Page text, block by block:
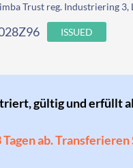
Trust reg. Industriering 3,
ISSUED
gültig und erfüllt
Tagen ab.